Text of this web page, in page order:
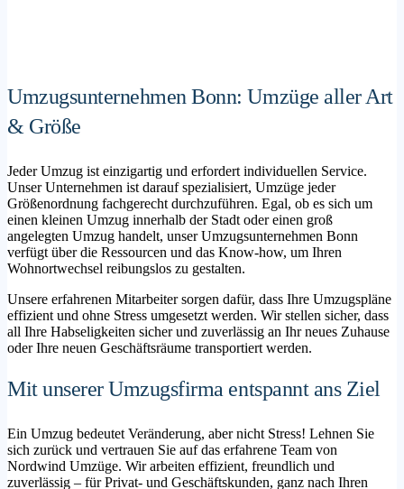
Umzugsunternehmen Bonn: Umzüge aller Art
& Größe
Jeder Umzug ist einzigartig und erfordert individuellen Service.
Unser Unternehmen ist darauf spezialisiert, Umzüge jeder
Größenordnung fachgerecht durchzuführen. Egal, ob es sich um
einen kleinen Umzug innerhalb der Stadt oder einen groß
angelegten Umzug handelt, unser Umzugsunternehmen Bonn
verfügt über die Ressourcen und das Know-how, um Ihren
Wohnortwechsel reibungslos zu gestalten.
Unsere erfahrenen Mitarbeiter sorgen dafür, dass Ihre Umzugspläne
effizient und ohne Stress umgesetzt werden. Wir stellen sicher, dass
all Ihre Habseligkeiten sicher und zuverlässig an Ihr neues Zuhause
oder Ihre neuen Geschäftsräume transportiert werden.
Mit unserer Umzugsfirma entspannt ans Ziel
Ein Umzug bedeutet Veränderung, aber nicht Stress! Lehnen Sie
sich zurück und vertrauen Sie auf das erfahrene Team von
Nordwind Umzüge. Wir arbeiten effizient, freundlich und
zuverlässig – für Privat- und Geschäftskunden, ganz nach Ihren